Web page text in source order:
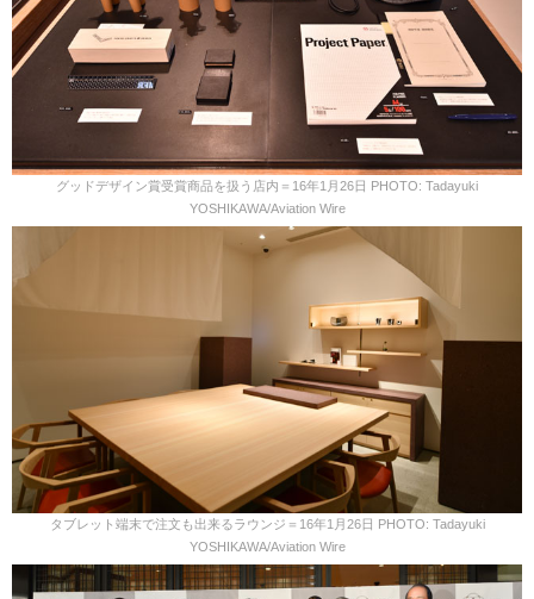
グッドデザイン賞受賞商品を扱う店内＝16年1月26日 PHOTO: Tadayuki
YOSHIKAWA/Aviation Wire
タブレット端末で注文も出来るラウンジ＝16年1月26日 PHOTO: Tadayuki
YOSHIKAWA/Aviation Wire